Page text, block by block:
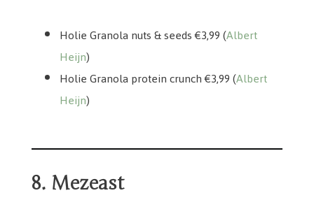
Holie Granola nuts & seeds €3,99 (Albert
Heijn)
Holie Granola protein crunch €3,99 (Albert
Heijn)
8. Mezeast